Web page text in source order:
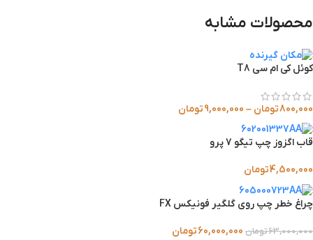
محصولات مشابه
کوئل کی ام سی T8
800,000تومان –
9,000,000تومان
قاب اگزوز چپ تیگو 7 پرو
4,500,000تومان
چراغ خطر چپ روی گلگیر فونیکس FX
63,000,000تومان 60,000,000تومان